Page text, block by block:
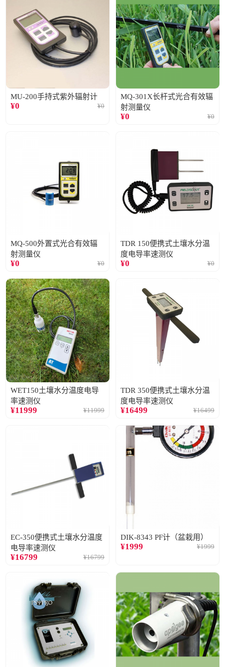
MU-200手持式紫外辐射计
¥0 ¥0
MQ-301X长杆式光合有效辐
射测量仪
¥0 ¥0
MQ-500外置式光合有效辐
射测量仪
¥0 ¥0
TDR 150便携式土壤水分温
度电导率速测仪
¥0 ¥0
WET150土壤水分温度电导
率速测仪
¥11999 ¥11999
TDR 350便携式土壤水分温
度电导率速测仪
¥16499 ¥16499
EC-350便携式土壤水分温度
电导率速测仪
¥16799 ¥16799
DIK-8343 PF计（盆栽用）
¥1999 ¥1999